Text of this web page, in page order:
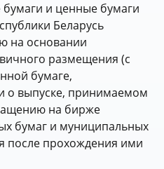
и ценные бумаги
Беларусь
на основании
размещения (с
бумаге,
о выпуске, принимаемом
на бирже
бумаг и муниципальных
после прохождения ими